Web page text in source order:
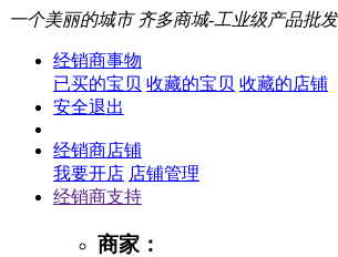
一个美丽的城市 齐多商城-工业级产品批
经销商事物
已买的宝贝 收藏的宝贝 收藏的店铺
安全退出
经销商店铺
我要开店 店铺管理
经销商支持
商家：